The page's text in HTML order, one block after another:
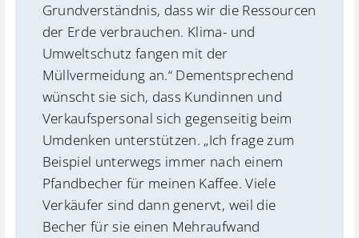
Grundverständnis, dass wir die Ressourcen
der Erde verbrauchen. Klima- und
Umweltschutz fangen mit der
Müllvermeidung an.“ Dementsprechend
wünscht sie sich, dass Kundinnen und
Verkaufspersonal sich gegenseitig beim
Umdenken unterstützen. „Ich frage zum
Beispiel unterwegs immer nach einem
Pfandbecher für meinen Kaffee. Viele
Verkäufer sind dann genervt, weil die
Becher für sie einen Mehraufwand